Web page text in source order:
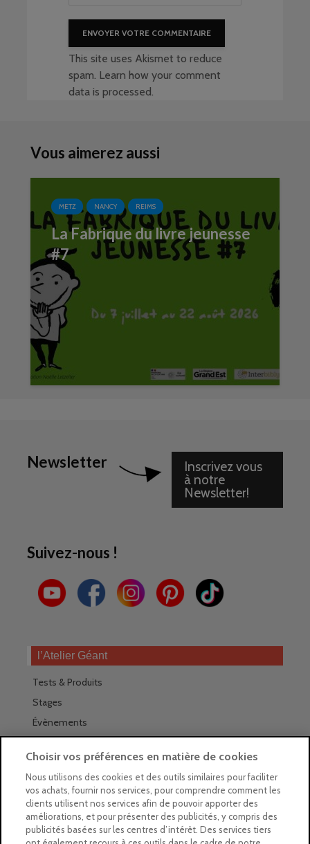
This site uses Akismet to reduce
spam. Learn how your comment
data is processed
Vous aimerez aussi
METZ NANCY REIMS
La Fabrique du livre jeunesse
#7
Newsletter
Inscrivez vous
à notre
Newsletter!
Suivez-nous !
l’Atelier Géant
Tests & Produits
Stages
Évènements
Trouver nos magasins
La newsletter des magasins
Feuilleter le Guide
Choisir vos préférences en matière de cookies
Nous utilisons des cookies et des outils similaires pour faciliter
vos achats, fournir nos services, pour comprendre comment les
clients utilisent nos services afin de pouvoir apporter des
améliorations, et pour présenter des publicités, y compris des
publicités basées sur les centres d’intérêt. Des services tiers